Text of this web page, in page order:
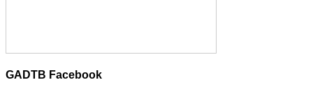
GADTB Facebook